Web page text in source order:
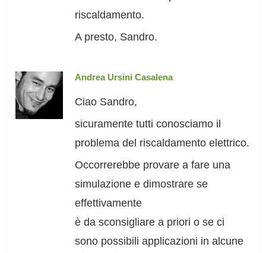
riscaldamento.
A presto, Sandro.
Andrea Ursini Casalena
Ciao Sandro,
sicuramente tutti conosciamo il
problema del riscaldamento elettrico.
Occorrerebbe provare a fare una
simulazione e dimostrare se
effettivamente
è da sconsigliare a priori o se ci
sono possibili applicazioni in alcune